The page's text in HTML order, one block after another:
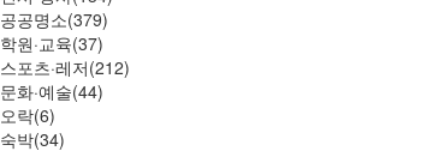
공공명소(379)
학원·교육(37)
스포츠·레저(212)
문화·예술(44)
오락(6)
숙박(34)